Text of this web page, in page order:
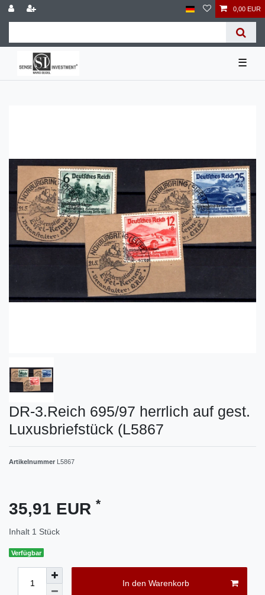
0,00 EUR
☰
DR-3.Reich 695/97 herrlich auf gest.
Luxusbriefstück (L5867
Artikelnummer L5867
35,91 EUR *
Inhalt 1 Stück
Verfügbar
In den Warenkorb